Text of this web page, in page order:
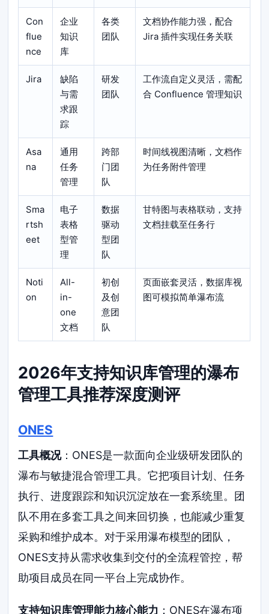
Con
flue
nce
企业
知识
库
各类
团队
文档协作能力强，配合
Jira 插件实现任务关联
Jira
缺陷
与需
求跟
踪
研发
团队
工作流自定义灵活，需配
合 Confluence 管理知识
Asa
na
通用
任务
管理
跨部
门团
队
时间线视图清晰，文档作
为任务附件管理
Sma
rtsh
eet
电子
表格
型管
理
数据
驱动
型团
队
甘特图与表格联动，支持
文档挂载至任务行
Noti
on
All-
in-
one
文档
初创
及创
意团
队
页面嵌套灵活，数据库视
图可模拟简单瀑布流
2026年支持知识库管理的瀑布
管理工具推荐深度测评
ONES
工具概况：ONES是一款面向企业级研发团队的
瀑布与敏捷混合管理工具。它把项目计划、任务
执行、进度跟踪和知识沉淀放在一套系统里。团
队不用在多套工具之间来回切换，也能减少重复
采购和维护成本。对于采用瀑布模型的团队，
ONES支持从需求收集到交付的全流程管控，帮
助项目成员在同一平台上完成协作。
支持知识库管理能力核心能力 ：ONES在瀑布项